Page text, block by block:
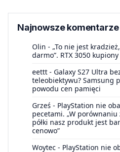
Najnowsze komentarze
Olin - „To nie jest
darmo”. RTX 3050
eettt - Galaxy S27 Ultra
teleobiektywu? Samsung
powodu cen pamięci
Grześ - PlayStation nie
pecetami. „W
półki nasz produkt jest
cenowo”
Woytec - PlayStation nie